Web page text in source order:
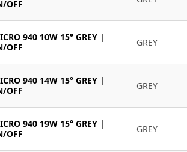
OFF
940 10W 15° GREY |
OFF
GREY
940 14W 15° GREY |
OFF
GREY
940 19W 15° GREY |
OFF
GREY